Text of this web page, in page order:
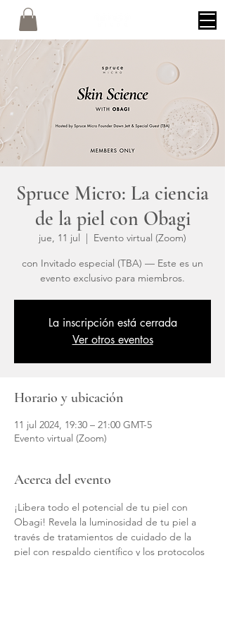
Spruce Micro: La ciencia
de la piel con Obagi
jue, 11 jul
Evento virtual (Zoom)
con Invitado especial (TBA) — Este es un
evento exclusivo para miembros.
La inscripción está cerrada
Ver otros eventos
Horario y ubicación
11 jul 2024, 19:30 – 21:00 GMT-5
Evento virtual (Zoom)
Acerca del evento
¡Libera todo el potencial de tu piel con
Obagi! Revela la luminosidad de tu piel a
través de tratamientos de cuidado de la
piel con respaldo científico y los protocolos